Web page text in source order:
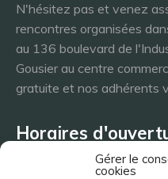
Gérer le
cookies
N'hésitez pas et venez
rencontres organisées
au 136 boulevard de
Gousier au centre
gratuite et nos adhérents
Horaires